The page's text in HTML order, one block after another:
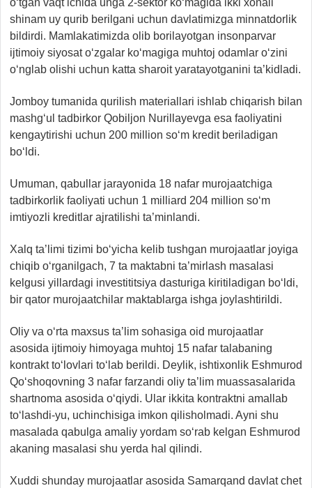
o‘tgan vaqt ichida unga 2-sektor ko‘magida ikki xonali
shinam uy qurib berilgani uchun davlatimizga minnatdorlik
bildirdi. Mamlakatimizda olib borilayotgan insonparvar
ijtimoiy siyosat o‘zgalar ko‘magiga muhtoj odamlar o‘zini
o‘nglab olishi uchun katta sharoit yaratayotganini ta’kidladi.
Jomboy tumanida qurilish materiallari ishlab chiqarish bilan
mashg‘ul tadbirkor Qobiljon Nurillayevga esa faoliyatini
kengaytirishi uchun 200 million so‘m kredit beriladigan
bo‘ldi.
Umuman, qabullar jarayonida 18 nafar murojaatchiga
tadbirkorlik faoliyati uchun 1 milliard 204 million so‘m
imtiyozli kreditlar ajratilishi ta’minlandi.
Xalq ta’limi tizimi bo‘yicha kelib tushgan murojaatlar joyiga
chiqib o‘rganilgach, 7 ta maktabni ta’mirlash masalasi
kelgusi yillardagi investititsiya dasturiga kiritiladigan bo‘ldi,
bir qator murojaatchilar maktablarga ishga joylashtirildi.
Oliy va o‘rta maxsus ta’lim sohasiga oid murojaatlar
asosida ijtimoiy himoyaga muhtoj 15 nafar talabaning
kontrakt to‘lovlari to‘lab berildi. Deylik, ishtixonlik Eshmurod
Qo‘shoqovning 3 nafar farzandi oliy ta’lim muassasalarida
shartnoma asosida o‘qiydi. Ular ikkita kontraktni amallab
to‘lashdi-yu, uchinchisiga imkon qilisholmadi. Ayni shu
masalada qabulga amaliy yordam so‘rab kelgan Eshmurod
akaning masalasi shu yerda hal qilindi.
Xuddi shunday murojaatlar asosida Samarqand davlat chet